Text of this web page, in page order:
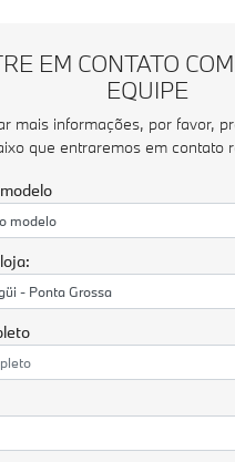
EM CONTATO
EQUIPE
mais informações, por favor,
que entraremos em contato